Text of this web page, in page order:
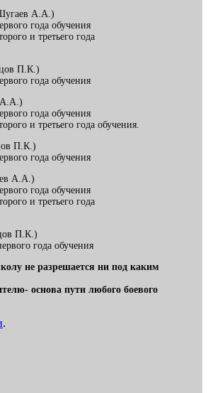
А.А.)
года обучения
и третьего года
П.К.)
года обучения
А.А.)
года обучения
и третьего года обучения.
П.К.)
года обучения
А.А.)
года обучения
и третьего года
П.К.)
года обучения
не разрешается ни под каким
основа пути любого боевого
.